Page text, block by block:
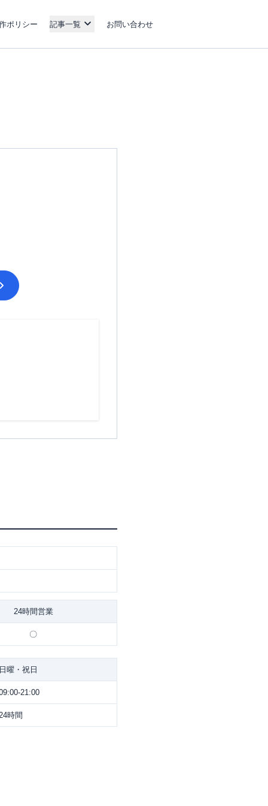
ポリシー 記事一覧 お問い合わせ
24時間営業
〇
日曜・祝日
21:00
時間